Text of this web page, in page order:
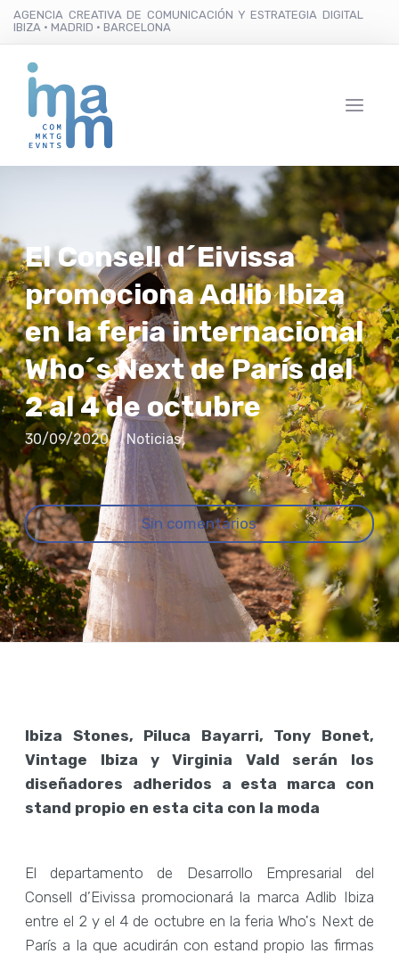
AGENCIA CREATIVA DE COMUNICACIÓN Y ESTRATEGIA DIGITAL
IBIZA · MADRID · BARCELONA
El Consell d´Eivissa
promociona Adlib Ibiza
en la feria internacional
Who´s Next de París del
2 al 4 de octubre
30/09/2020 Noticias
Sin comentarios
Ibiza Stones, Piluca Bayarri, Tony Bonet,
Vintage Ibiza y Virginia Vald serán los
diseñadores adheridos a esta marca con
stand propio en esta cita con la moda
El departamento de Desarrollo Empresarial del
Consell d’Eivissa promocionará la marca Adlib Ibiza
entre el 2 y el 4 de octubre en la feria Who's Next de
París a la que acudirán con estand propio las firmas